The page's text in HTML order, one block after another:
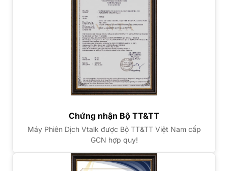
Chứng nhận Bộ TT&TT
Máy Phiên Dịch Vtalk được Bộ TT&TT Việt Nam cấp
GCN hợp quy!